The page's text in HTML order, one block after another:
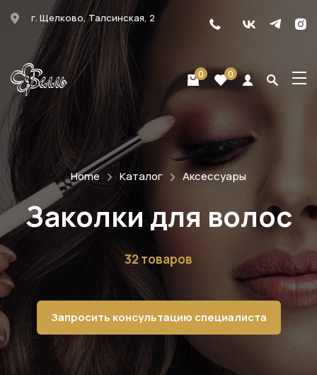
г. Щелково, Талсинская, 2
0 0
Home Каталог Аксессуары
Заколки для волос
32 товаров
Запросить консультацию специалиста